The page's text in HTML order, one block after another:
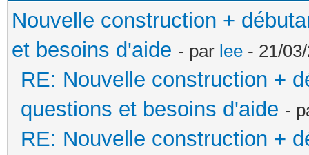
Nouvelle construction +
et besoins d'aide - par lee - 21/
RE: Nouvelle construction +
questions et besoins d'aide -
RE: Nouvelle construction +